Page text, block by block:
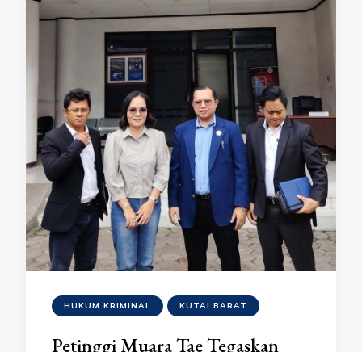
HUKUM KRIMINAL KUTAI BARAT
Petinggi Muara Tae Tegaskan